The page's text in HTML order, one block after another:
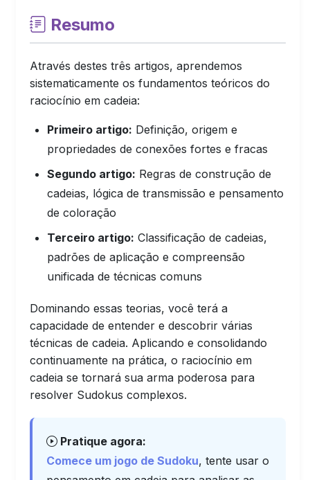
Resumo
Através destes três artigos, aprendemos
sistematicamente os fundamentos teóricos do
raciocínio em cadeia:
Primeiro artigo: Definição, origem e
propriedades de conexões fortes e fracas
Segundo artigo: Regras de construção de
cadeias, lógica de transmissão e pensamento
de coloração
Terceiro artigo: Classificação de cadeias,
padrões de aplicação e compreensão
unificada de técnicas comuns
Dominando essas teorias, você terá a
capacidade de entender e descobrir várias
técnicas de cadeia. Aplicando e consolidando
continuamente na prática, o raciocínio em
cadeia se tornará sua arma poderosa para
resolver Sudokus complexos.
Pratique agora:
Comece um jogo de Sudoku, tente usar o